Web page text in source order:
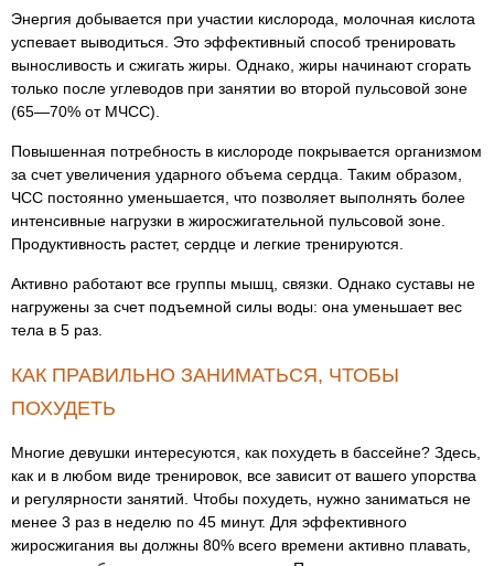
Энергия добывается при участии кислорода, молочная кислота
успевает выводиться. Это эффективный способ тренировать
выносливость и сжигать жиры. Однако, жиры начинают сгорать
только после углеводов при занятии во второй пульсовой зоне
(65—70% от МЧСС).
Повышенная потребность в кислороде покрывается организмом
за счет увеличения ударного объема сердца. Таким образом,
ЧСС постоянно уменьшается, что позволяет выполнять более
интенсивные нагрузки в жиросжигательной пульсовой зоне.
Продуктивность растет, сердце и легкие тренируются.
Активно работают все группы мышц, связки. Однако суставы не
нагружены за счет подъемной силы воды: она уменьшает вес
тела в 5 раз.
КАК ПРАВИЛЬНО ЗАНИМАТЬСЯ, ЧТОБЫ
ПОХУДЕТЬ
Многие девушки интересуются, как похудеть в бассейне? Здесь,
как и в любом виде тренировок, все зависит от вашего упорства
и регулярности занятий. Чтобы похудеть, нужно заниматься не
менее 3 раз в неделю по 45 минут. Для эффективного
жиросжигания вы должны 80% всего времени активно плавать,